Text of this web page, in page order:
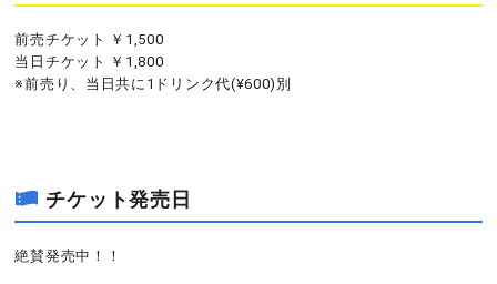
前売チケット ￥1,500
当日チケット ￥1,800
※前売り、当日共に1ドリンク代(¥600)別
チケット発売日
絶賛発売中！！